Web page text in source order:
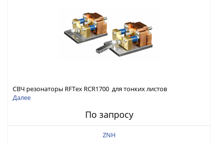
СВЧ резонаторы RFTex RCR1700 для тонких листов
Далее
По запросу
ZNH